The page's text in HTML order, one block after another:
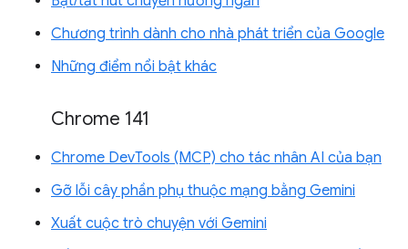
Chương trình dành cho nhà phát triển của Google
Những điểm nổi bật khác
Chrome 141
Chrome DevTools (MCP) cho tác nhân AI của bạn
Gỡ lỗi cây phần phụ thuộc mạng bằng Gemini
Xuất cuộc trò chuyện với Gemini